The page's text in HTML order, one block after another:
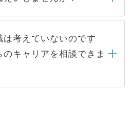
るため 人気のある医療機
まうと、応募が殺到する場
求める条件に合った人材の
社に依頼するケースが増え
要はありません。内定先へ
キャリアパートナーが行い
いすることはありませんの
さい。当サイトからの登録
ご登録者様の個人情報は、
アアップおよび転職活動の
用いたします。お預かりし
個人データはご本人の許可
は考えていないのです
のキャリアを相談できま